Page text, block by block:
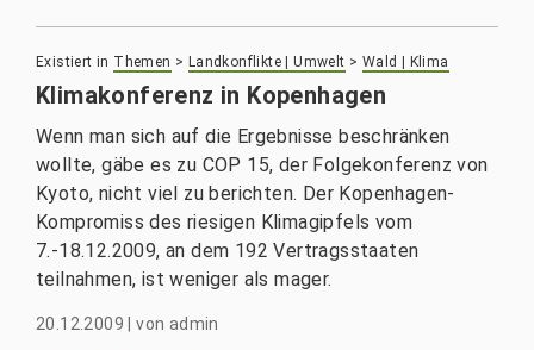
Existiert in Themen > Landkonflikte | Umwelt > Wald | Klima
Klimakonferenz in Kopenhagen
Wenn man sich auf die Ergebnisse beschränken
wollte, gäbe es zu COP 15, der Folgekonferenz von
Kyoto, nicht viel zu berichten. Der Kopenhagen-
Kompromiss des riesigen Klimagipfels vom
7.-18.12.2009, an dem 192 Vertragsstaaten
teilnahmen, ist weniger als mager.
20.12.2009 |von admin